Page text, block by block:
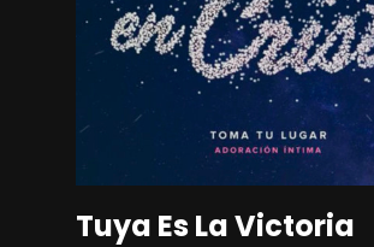
Tuya Es La Victoria